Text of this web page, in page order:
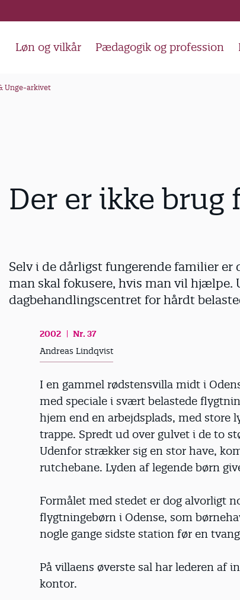
Løn og vilkår Pædagogik og profession
Unge-arkivet
Der er ikke brug
Selv i de dårligst fungerende familier er
man skal fokusere, hvis man vil hjælpe.
dagbehandlingscentret for hårdt
2002
Nr. 37
Andreas Lindqvist
I en gammel rødstensvilla midt i
med speciale i svært belastede
hjem end en arbejdsplads, med store
trappe. Spredt ud over gulvet i de to
Udenfor strækker sig en stor have,
rutchebane. Lyden af legende børn
Formålet med stedet er dog alvorligt
flygtningebørn i Odense, som
nogle gange sidste station før en
På villaens øverste sal har lederen af
kontor.